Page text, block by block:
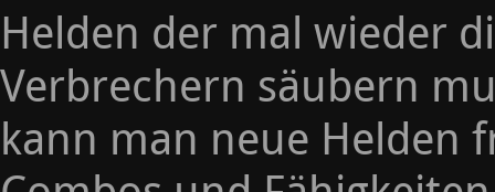
Helden der mal wieder
Verbrechern säubern
kann man neue Helden